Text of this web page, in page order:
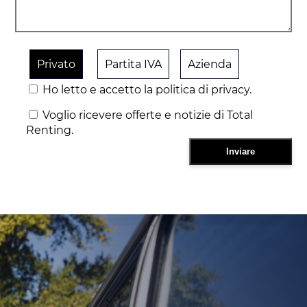
Privato Partita IVA
Azienda
Ho letto e accetto la politica di privacy.
Voglio ricevere offerte e notizie di Total
Renting.